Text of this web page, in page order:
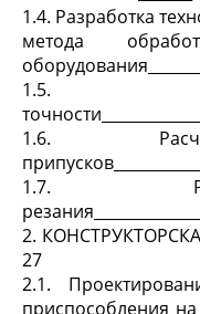
1.4. Разработка
метода
1.5.
1.6.
1.7.
2. КОНСТРУКТОРСКАЯ
27
2.1.
приспособления